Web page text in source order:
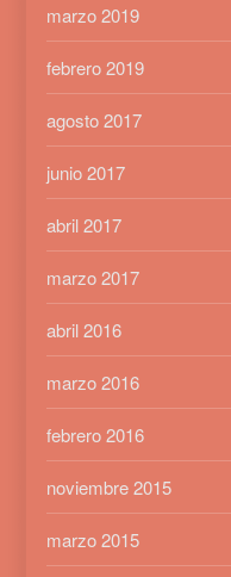
marzo 2019
febrero 2019
agosto 2017
junio 2017
abril 2017
marzo 2017
abril 2016
marzo 2016
febrero 2016
noviembre 2015
marzo 2015